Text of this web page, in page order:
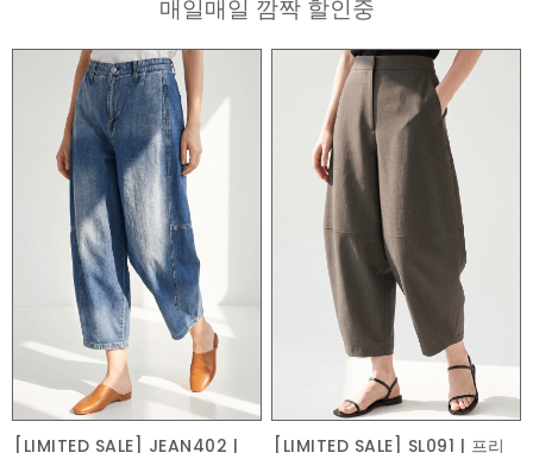
매일매일 깜짝 할인중
[LIMITED SALE] JEAN402 | [LIMITED SALE] SL091 | 프리